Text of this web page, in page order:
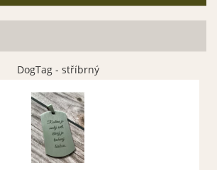
DogTag - stříbrný